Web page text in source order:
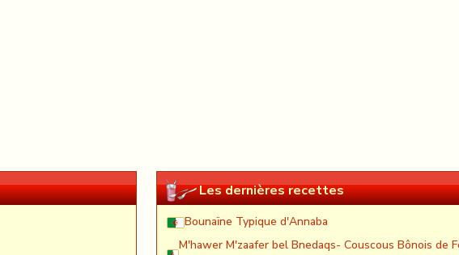
Les dernières recettes
Bounaïne Typique d'Annaba
M'hawer M'zaafer bel Bnedaqs- Couscous Bônois de